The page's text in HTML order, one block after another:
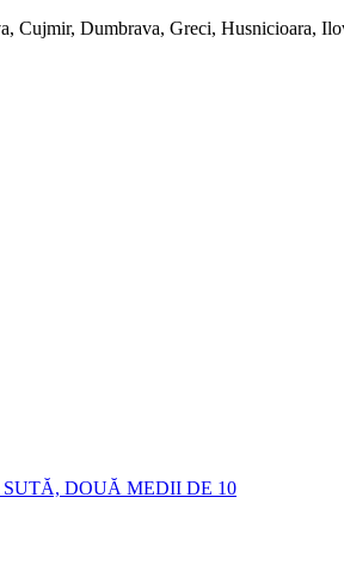
Cujmir, Dumbrava, Greci, Husnicioara,
DOUĂ MEDII DE 10